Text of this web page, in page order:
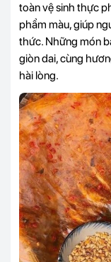
toàn vệ sinh thực
phẩm màu, giúp
thức. Những món
giòn dai, cùng
hài lòng.